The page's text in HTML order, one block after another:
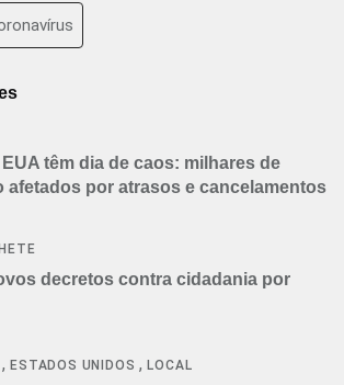
têm dia de caos: milhares de
afetados por atrasos e cancelamentos
decretos contra cidadania por
,ESTADOS UNIDOS ,LOCAL